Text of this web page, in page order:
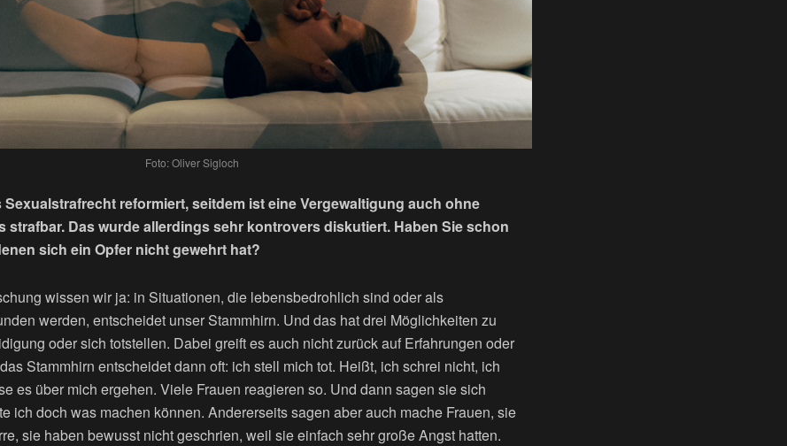
Foto: Oliver Sigloch
Sexualstrafrecht reformiert, seitdem ist eine Vergewaltigung auch ohne
strafbar. Das wurde allerdings sehr kontrovers diskutiert. Haben Sie schon
sich ein Opfer nicht gewehrt hat?
wissen wir ja: in Situationen, die lebensbedrohlich sind oder als
werden, entscheidet unser Stammhirn. Und das hat drei Möglichkeiten zu
oder sich totstellen. Dabei greift es auch nicht zurück auf Erfahrungen oder
Stammhirn entscheidet dann oft: ich stell mich tot. Heißt, ich schrei nicht, ich
es über mich ergehen. Viele Frauen reagieren so. Und dann sagen sie sich
ich doch was machen können. Andererseits sagen aber auch mache Frauen, sie
sie haben bewusst nicht geschrien, weil sie einfach sehr große Angst hatten.